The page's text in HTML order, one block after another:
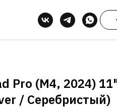
Pro (M4, 2024)
/ Серебристый)